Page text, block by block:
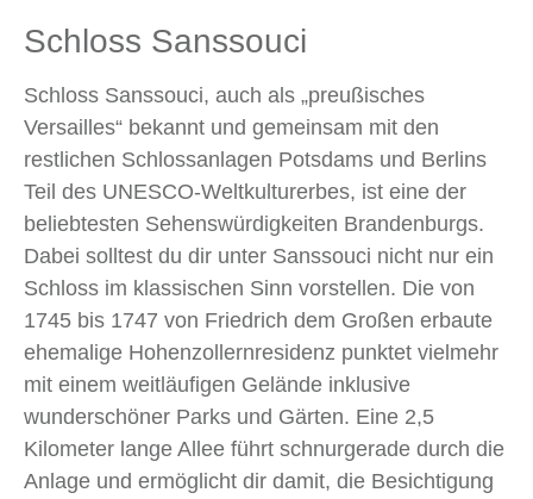
Schloss Sanssouci
Schloss Sanssouci, auch als „preußisches
Versailles“ bekannt und gemeinsam mit den
restlichen Schlossanlagen Potsdams und Berlins
Teil des UNESCO-Weltkulturerbes, ist eine der
beliebtesten Sehenswürdigkeiten Brandenburgs.
Dabei solltest du dir unter Sanssouci nicht nur ein
Schloss im klassischen Sinn vorstellen. Die von
1745 bis 1747 von Friedrich dem Großen erbaute
ehemalige Hohenzollernresidenz punktet vielmehr
mit einem weitläufigen Gelände inklusive
wunderschöner Parks und Gärten. Eine 2,5
Kilometer lange Allee führt schnurgerade durch die
Anlage und ermöglicht dir damit, die Besichtigung